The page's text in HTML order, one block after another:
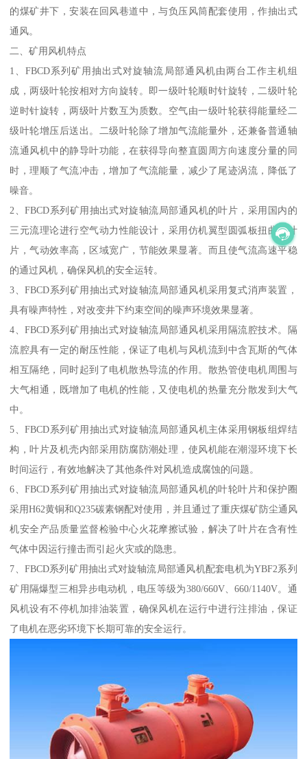
的煤矿井下，安装在回风巷道中，与负压风筒配套使用，作抽出式
通风。
二、矿用风机特点
1、FBCD系列矿用抽出式对旋轴流局部通风机由两台工作主机组
成，两级叶轮按相对方向旋转。即一级叶轮顺时针旋转，二级叶轮
逆时针旋转，两级叶片数互为质数。空气由一级叶轮获得能量经二
级叶轮增压后送出。二级叶轮除了增加气流能量外，还兼备普通轴
流通风机中的静导叶功能，在获得导向整直圆周方向速度分量的同
时，理顺了气流冲击，增加了气流能量，减少了尾迹涡流，降低了
噪音。
2、FBCD系列矿用抽出式对旋轴流局部通风机的叶片，采用国内的
三元流理论进行空气动力性能设计，采用仿机翼型圆弧板扭曲形叶
片，气动效率高，区域宽广，节能效果显著。而且使气流高速平稳
的通过风机，确保风机的安全运转。
3、FBCD系列矿用抽出式对旋轴流局部通风机采用复式消声装置，
具有噪声特性，对改变井下约束空间的噪声环境效果显著。
4、FBCD系列矿用抽出式对旋轴流局部通风机采用隔流腔技术。隔
流腔具有一定的耐压性能，保证了电机与风机流到中含瓦斯的气体
相互隔绝，同时起到了电机散热导流的作用。散热管使电机周围与
大气相通，既增加了电机的性能，又使电机的热量充分散发到大气
中。
5、FBCD系列矿用抽出式对旋轴流局部通风机主体采用钢板组焊结
构，叶片及机壳内部采用防腐防潮处理，使风机能在潮湿环境下长
时间运行，有效地解决了其他条件对风机造成腐蚀的问题。
6、FBCD系列矿用抽出式对旋轴流局部通风机的叶轮叶片和保护圈
采用H62黄铜和Q235碳素钢配对使用，并且通过了重庆煤矿防尘通风
机安全产品质量监督检验中心火花摩擦试验，解决了叶片在含有性
气体中因运行撞击而引起火灾或的隐患。
7、FBCD系列矿用抽出式对旋轴流局部通风机配套电机为YBF2系列
矿用隔爆型三相异步电动机，电压等级为380/660V、660/1140V。通
风机设有不停机加排油装置，确保风机在运行中进行注排油，保证
了电机在恶劣环境下长期可靠的安全运行。